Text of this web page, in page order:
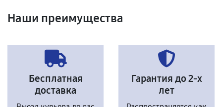
Наши преимущества
Бесплатная
доставка
Гарантия до 2-х
лет